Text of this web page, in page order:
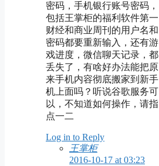
密码，手机银行账号密码，
包括王掌柜的福利软件第一
财经和商业周刊的用户名和
密码都要重新输入，还有游
戏进度，微信聊天记录，都
丢失了，有啥好办法能把原
来手机内容彻底搬家到新手
机上面吗？听说谷歌服务可
以，不知道如何操作，请指
点一二
Log in to Reply
王掌柜
2016-10-17 at 03:23